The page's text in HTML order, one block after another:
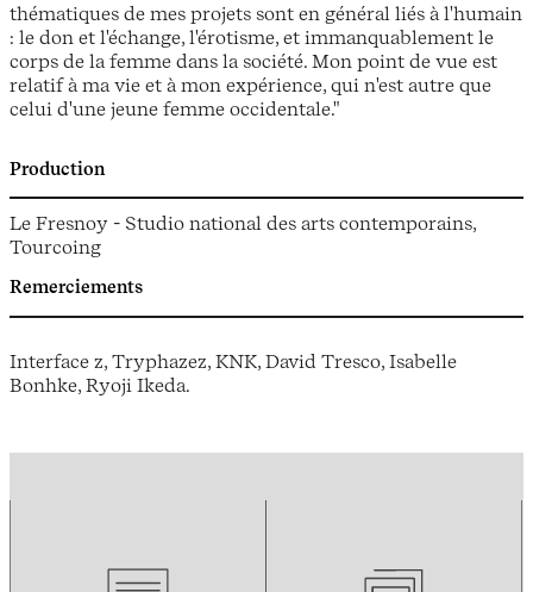
thématiques de mes projets sont en général liés à l'humain
: le don et l'échange, l'érotisme, et immanquablement le
corps de la femme dans la société. Mon point de vue est
relatif à ma vie et à mon expérience, qui n'est autre que
celui d'une jeune femme occidentale."
Production
Le Fresnoy - Studio national des arts contemporains,
Tourcoing
Remerciements
Interface z, Tryphazez, KNK, David Tresco, Isabelle
Bonhke, Ryoji Ikeda.